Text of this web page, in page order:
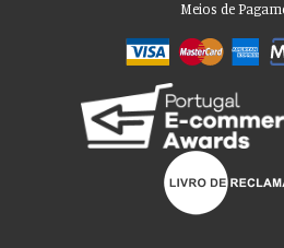
Meios de
Por favor aceite as nossas